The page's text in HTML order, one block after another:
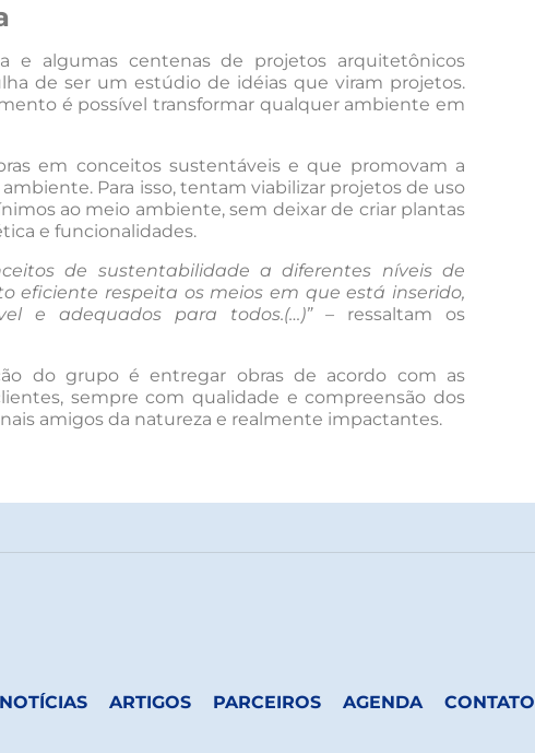
e algumas centenas de projetos arquitetônicos
de ser um estúdio de idéias que viram projetos.
é possível transformar qualquer ambiente em
em conceitos sustentáveis e que promovam a
Para isso, tentam viabilizar projetos de uso
ao meio ambiente, sem deixar de criar plantas
e funcionalidades.
de sustentabilidade a diferentes níveis de
eficiente respeita os meios em que está inserido,
e adequados para todos.(…)” – ressaltam os
do grupo é entregar obras de acordo com as
sempre com qualidade e compreensão dos
amigos da natureza e realmente impactantes.
NOTÍCIAS ARTIGOS PARCEIROS AGENDA CONTATO